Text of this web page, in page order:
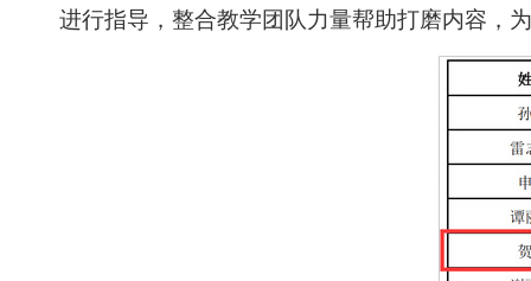
进行指导，整合教学团队力量帮助打磨内容，